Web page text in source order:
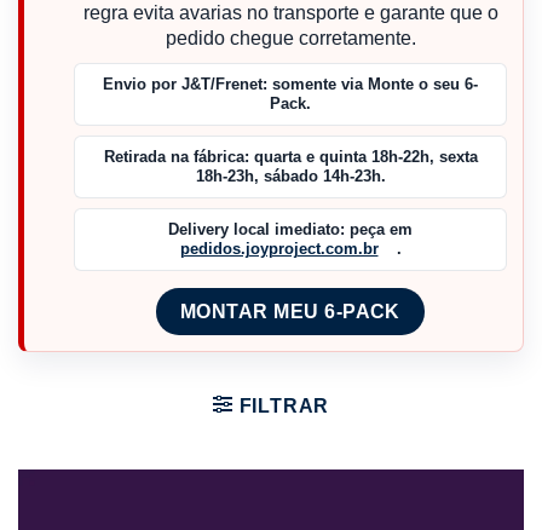
regra evita avarias no transporte e garante que o
pedido chegue corretamente.
Envio por J&T/Frenet: somente via Monte o seu 6-
Pack.
Retirada na fábrica: quarta e quinta 18h-22h, sexta
18h-23h, sábado 14h-23h.
Delivery local imediato: peça em
pedidos.joyproject.com.br
.
MONTAR MEU 6-PACK
FILTRAR